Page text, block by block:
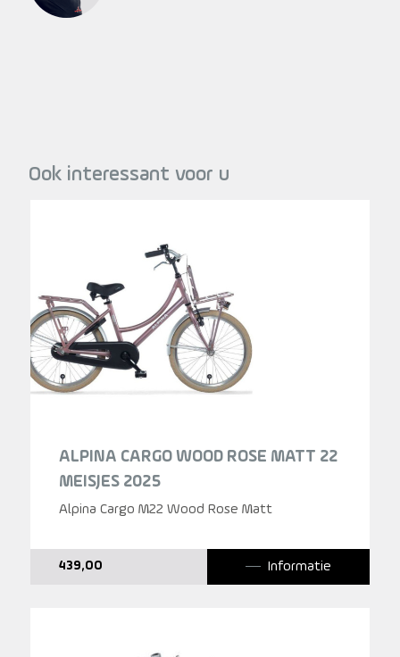
Ook interessant voor u
ALPINA CARGO WOOD ROSE MATT 22
MEISJES 2025
Alpina Cargo M22 Wood Rose Matt
439,00 Informatie